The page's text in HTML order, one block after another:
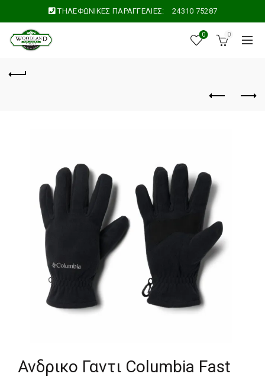
ΤΗΛΕΦΩΝΙΚΕΣ ΠΑΡΑΓΓΕΛΙΕΣ: 24310 75287
0 0
Ανδρικο Γαντι Columbia Fast